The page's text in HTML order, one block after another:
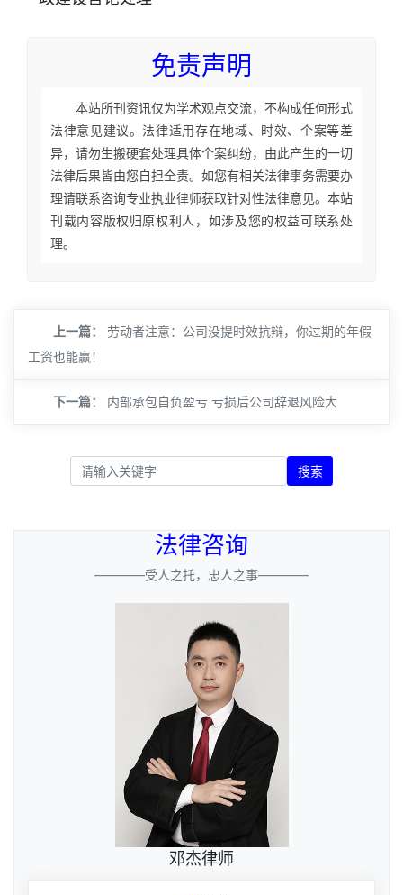
免责声明
本站所刊资讯仅为学术观点交流，不构成任何形式
法律意见建议。法律适用存在地域、时效、个案等差
异，请勿生搬硬套处理具体个案纠纷，由此产生的一切
法律后果皆由您自担全责。如您有相关法律事务需要办
理请联系咨询专业执业律师获取针对性法律意见。本站
刊载内容版权归原权利人，如涉及您的权益可联系处
理。
上一篇：
劳动者注意：公司没提时效抗辩，你过期的年假
工资也能赢！
下一篇： 内部承包自负盈亏 亏损后公司辞退风险大
搜索
法律咨询
————受人之托，忠人之事————
邓杰律师